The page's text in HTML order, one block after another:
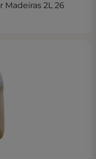
Madeiras 2L 26